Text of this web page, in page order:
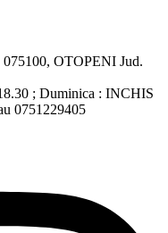
OTOPENI Jud.
; Duminica : INCHIS
0751229405